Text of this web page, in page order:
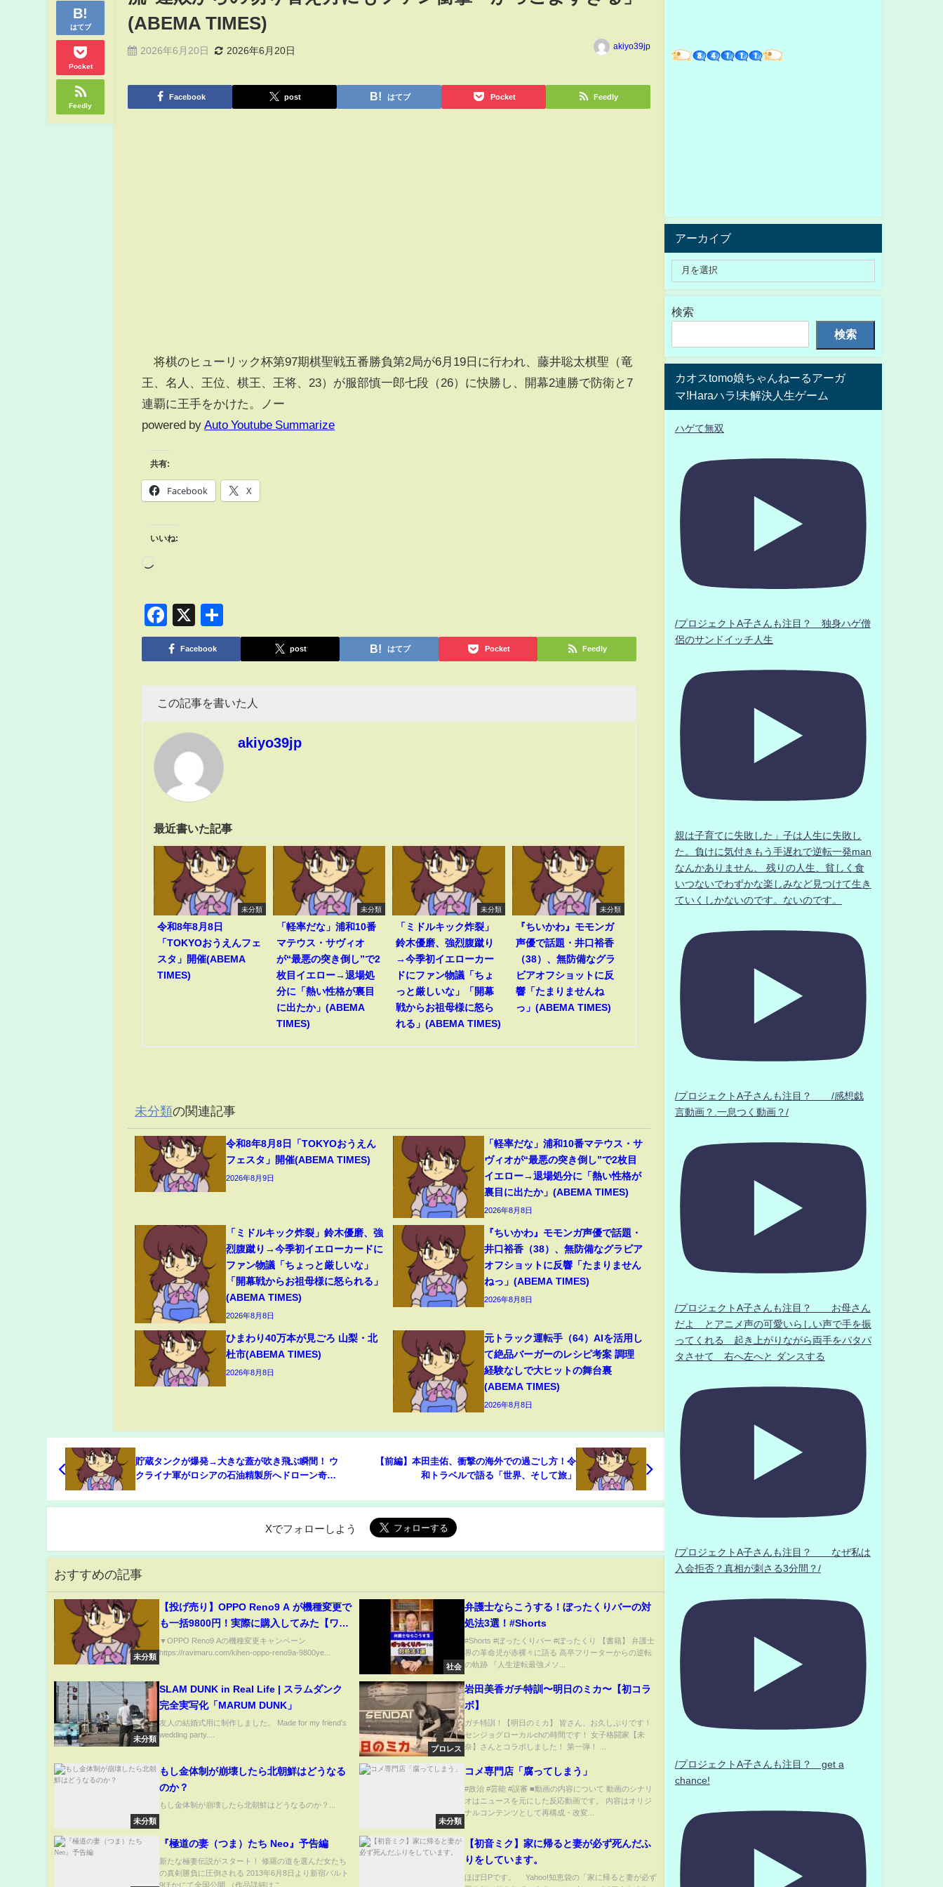
はてブ
Pocket
Feedly
(ABEMA TIMES)
2026年6月20日 2026年6月20日 akiyo39jp
Facebook post はてブ Pocket Feedly
将棋のヒューリック杯第97期棋聖戦五番勝負第2局が6月19日に行われ、藤井聡太棋聖（竜
王、名人、王位、棋王、王将、23）が服部慎一郎七段（26）に快勝し、開幕2連勝で防衛と7
連覇に王手をかけた。ノー
powered by Auto Youtube Summarize
共有:
Facebook X
いいね:
Facebook
X
有
Facebook post はてブ Pocket Feedly
この記事を書いた人
akiyo39jp
最近書いた記事
未分類
令和8年8月8日
「TOKYOおうえんフェ
スタ」開催(ABEMA
TIMES)
未分類
「軽率だな」浦和10番
マテウス・サヴィオ
が“最悪の突き倒し”で2
枚目イエロー→退場処
分に「熱い性格が裏目
に出たか」(ABEMA
TIMES)
未分類
「ミドルキック炸裂」
鈴木優磨、強烈腹蹴り
→今季初イエローカー
ドにファン物議「ちょ
っと厳しいな」「開幕
戦からお祖母様に怒ら
れる」(ABEMA TIMES)
未分類
『ちいかわ』モモンガ
声優で話題・井口裕香
（38）、無防備なグラ
ビアオフショットに反
響「たまりませんね
っ」(ABEMA TIMES)
未分類の関連記事
令和8年8月8日「TOKYOおうえん
フェスタ」開催(ABEMA TIMES)
2026年8月9日
「軽率だな」浦和10番マテウス・サ
ヴィオが“最悪の突き倒し”で2枚目
イエロー→退場処分に「熱い性格が
裏目に出たか」(ABEMA TIMES)
2026年8月8日
「ミドルキック炸裂」鈴木優磨、強
烈腹蹴り→今季初イエローカードに
ファン物議「ちょっと厳しいな」
「開幕戦からお祖母様に怒られる」
(ABEMA TIMES)
2026年8月8日
『ちいかわ』モモンガ声優で話題・
井口裕香（38）、無防備なグラビア
オフショットに反響「たまりません
ねっ」(ABEMA TIMES)
2026年8月8日
ひまわり40万本が見ごろ 山梨・北
杜市(ABEMA TIMES)
2026年8月8日
元トラック運転手（64）AIを活用し
て絶品バーガーのレシピ考案 調理
経験なしで大ヒットの舞台裏
(ABEMA TIMES)
2026年8月8日
貯蔵タンクが爆発→大きな蓋が吹き飛ぶ瞬間！ ウ
クライナ軍がロシアの石油精製所へドローン奇
【前編】本田圭佑、衝撃の海外での過ごし方！令
和トラベルで語る「世界、そして旅」
Xでフォローしよう
おすすめの記事
未分類
【投げ売り】OPPO Reno9 A が機種変更で
も一括9800円！実際に購入してみた【ワイ
モバイルのキャンペーンがアツい】
▼OPPO Reno9 Aの機種変更キャンペーン
https://ravimaru.com/kihen-oppo-reno9a-9800ye...
社会
弁護士ならこうする！ぼったくりバーの対
処法3選！#Shorts
#Shorts #ぼったくりバー #ぼったくり 【書籍】 弁護士
界の革命児が赤裸々に語る 高卒フリーターからの逆転
の軌跡 『人生逆転最強メソ...
未分類
SLAM DUNK in Real Life | スラムダンク
完全実写化「MARUM DUNK」
友人の結婚式用に制作しました。 Made for my friend's
wedding party....
プロレス
岩田美香ガチ特訓〜明日のミカ〜【初コラ
ボ】
ガチ特訓！【明日のミカ】 皆さん、お久しぶりです！
センジョグローカルchの時間です！ 女子格闘家【未
奈】さんとコラボしました！ 第一弾！ ...
未分類
もし金体制が崩壊したら北朝鮮はどうなる
のか？
もし金体制が崩壊したら北朝鮮はどうなるのか？...
未分類
コメ専門店「腐ってしまう」
#政治 #芸能 #誤審 ■動画の内容について 動画のシナリ
オはニュースを元にした反応動画です。 内容はオリジ
ナルコンテンツとして再構成・改変...
『極道の妻（つま）たち Neo』予告編
新たな極妻伝説がスタート！ 修羅の道を選んだ女たち
の真剣勝負に圧倒される 2013年6月8日より新宿バルト
9ほかにて全国公開 （作品詳細はこ...
【初音ミク】家に帰ると妻が必ず死んだふ
りをしています。
ほぼ日Pです。 Yahoo!知恵袋の「家に帰ると妻が必ず
アーカイブ
検索
検索
カオスtomo娘ちゃんねーるアーガ
マ!Haraハラ!未解決人生ゲーム
ハゲて無双
/プロジェクトA子さんも注目？ 独身ハゲ僧
侶のサンドイッチ人生
親は子育てに失敗した」子は人生に失敗し
た。負けに気付きもう手遅れで逆転一発man
なんかありません、 残りの人生、貧しく食
いつないでわずかな楽しみなど見つけて生き
ていくしかないのです。ないのです。
/プロジェクトA子さんも注目？ /感想戯
言動画？.一息つく動画？/
/プロジェクトA子さんも注目？ お母さん
だよ とアニメ声の可愛いらしい声で手を振
ってくれる 起き上がりながら両手をパタパ
タさせて 右へ左へと ダンスする
/プロジェクトA子さんも注目？ なぜ私は
入会拒否？真相が刺さる3分間？/
/プロジェクトA子さんも注目？ get a
chance!